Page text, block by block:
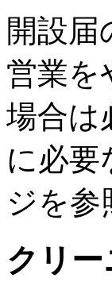
開設
営業を
場合は
に必要
ジを参
クリ